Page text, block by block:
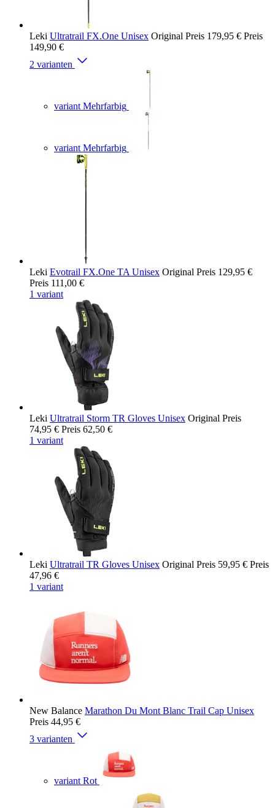
Leki Ultratrail FX.One Unisex Original Preis 179,95 € Preis
149,90 €
2 varianten
variant Mehrfarbig
variant Mehrfarbig
Leki Evotrail FX.One TA Unisex Original Preis 129,95 €
Preis 111,00 €
1 variant
Leki Ultratrail Storm TR Gloves Unisex Original Preis
74,95 € Preis 62,50 €
1 variant
Leki Ultratrail TR Gloves Unisex Original Preis 59,95 € Preis
47,96 €
1 variant
New Balance Marathon Du Mont Blanc Trail Cap Unisex
Preis 44,95 €
3 varianten
variant Rot